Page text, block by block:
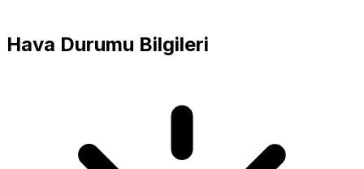
Hava Durumu Bilgileri